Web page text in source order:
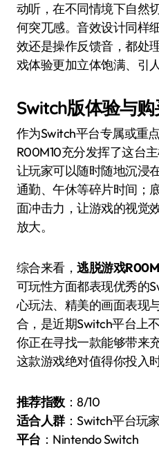
动听，在不同情境下自然
何突兀感。音效设计同样
效还是操作反馈音，都处
戏体验更加立体饱满、引人
Switch版体验与
作为Switch平台专属或重
R00M10充分发挥了这台
让玩家可以随时随地沉浸
通勤、午休等碎片时间；
面冲击力，让游戏的视觉
放大。
综合来看，逃脱游戏
可玩性方面都表现优秀的
心玩法、精美的画面表现
合，是近期Switch平台上
你正在寻找一款能够带来
这款游戏绝对值得你投入
推荐指数：8/10
适合人群：Switch平台玩
平台 ：Nintendo Switch